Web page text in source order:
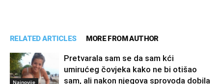
RELATED ARTICLES MORE FROM AUTHOR
Najnovije
Pretvarala sam se da sam kći
umirućeg čovjeka kako ne bi otišao
sam, ali nakon njegova sprovoda dobila